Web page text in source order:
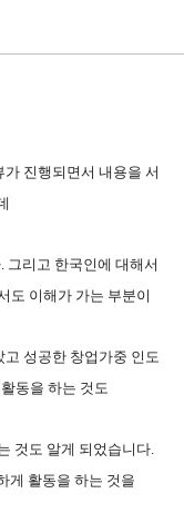
진행되면서 내용을 서
그리고 한국인에 대해서
도 이해가 가는 부분이
성공한 창업가중 인도
동을 하는 것도
것도 알게 되었습니다.
게 활동을 하는 것을